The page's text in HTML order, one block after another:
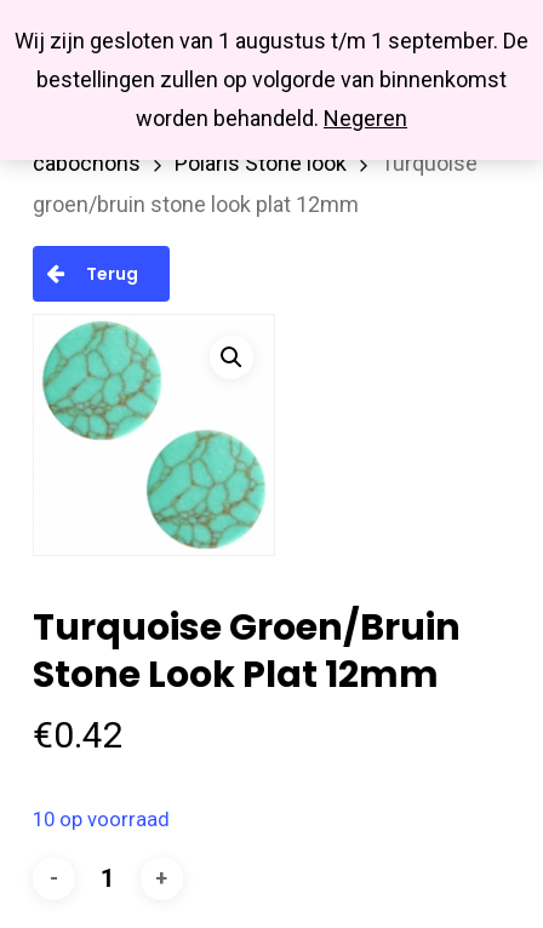
Wij zijn gesloten van 1 augustus t/m 1 september. De
bestellingen zullen op volgorde van binnenkomst
worden behandeld. Negeren
main
Missbluesieraden
searchaccount
Cabochons/Camee
Polaris
cabochons
Polaris Stone look
Turquoise
groen/bruin stone look plat 12mm
Terug
Turquoise Groen/bruin
Stone Look Plat 12mm
€0.42
10 op voorraad
Close